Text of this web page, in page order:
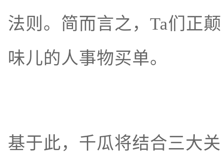
法则。简而言之，Ta们正
味儿的人事物买单。
基于此，千瓜将结合三大